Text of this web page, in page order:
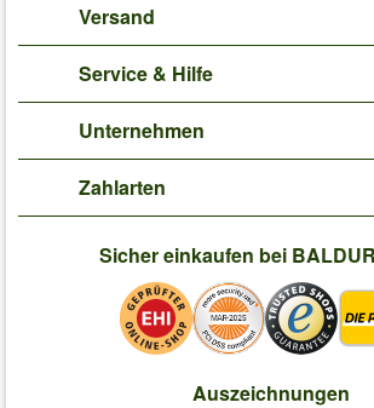
Versand
Service & Hilfe
Unternehmen
Zahlarten
Sicher einkaufen bei
Auszeichnungen